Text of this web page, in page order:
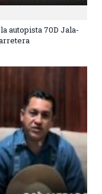
autopista 70D Jala-